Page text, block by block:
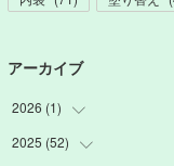
アーカイブ
2026 (1)
(1
2025 (52)